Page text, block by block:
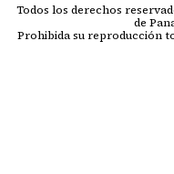
Todos los derechos
de
Prohibida su reproducción